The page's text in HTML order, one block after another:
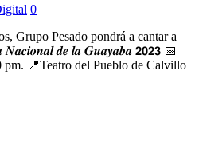
0
Grupo Pesado pondrá a cantar a
𝑵𝒂𝒄𝒊𝒐𝒏𝒂𝒍 𝒅𝒆 𝒍𝒂 𝑮𝒖𝒂𝒚𝒂𝒃𝒂 𝟮𝟬𝟮𝟯 📅
pm. 📍Teatro del Pueblo de Calvillo